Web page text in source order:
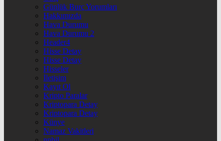
Günlük Burç Yorumları
Hakkımızda
Hava Durumu
Hava Durumu 2
Header4
Hisse Detay
Hisse Detay
Hisseler
İletişim
Kayıt Ol
Kripto Paralar
Kriptopara Detay
Kriptopara Detay
Künye
Namaz Vakitleri